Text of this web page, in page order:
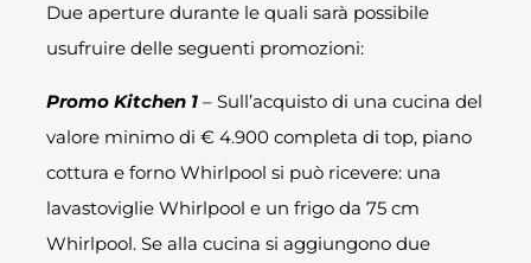
Due aperture durante le quali sarà possibile
usufruire delle seguenti promozioni:
Promo Kitchen 1 – Sull’acquisto di una cucina del
valore minimo di € 4.900 completa di top, piano
cottura e forno Whirlpool si può ricevere: una
lavastoviglie Whirlpool e un frigo da 75 cm
Whirlpool. Se alla cucina si aggiungono due